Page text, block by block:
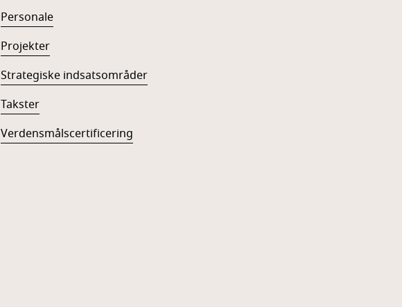
Personale
Projekter
Strategiske indsatsområder
Takster
Verdensmålscertificering